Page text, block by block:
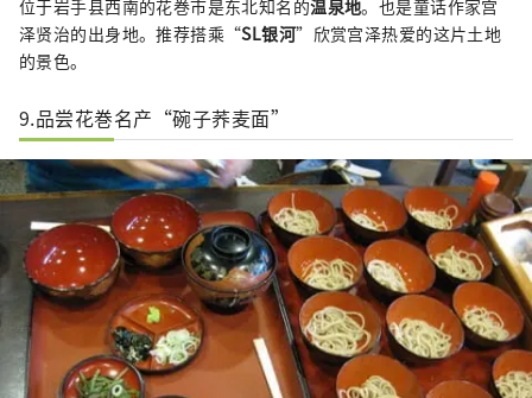
位于岩手县西南的花巻市是东北知名的温泉地。也是童话作家宫
泽贤治的出身地。推荐搭乘“SL银河”欣赏宫泽​​热爱的这片土地
的景色。
9.品尝花巻名产“碗子荞麦面”